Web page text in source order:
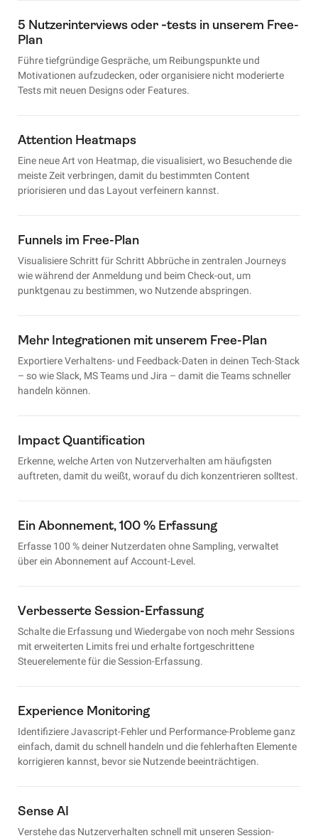
5 Nutzerinterviews oder ‑tests in unserem Free-
Plan
Führe tiefgründige Gespräche, um Reibungspunkte und
Motivationen aufzudecken, oder organisiere nicht moderierte
Tests mit neuen Designs oder Features.
Attention Heatmaps
Eine neue Art von Heatmap, die visualisiert, wo Besuchende die
meiste Zeit verbringen, damit du bestimmten Content
priorisieren und das Layout verfeinern kannst.
Funnels im Free-Plan
Visualisiere Schritt für Schritt Abbrüche in zentralen Journeys
wie während der Anmeldung und beim Check-out, um
punktgenau zu bestimmen, wo Nutzende abspringen.
Mehr Integrationen mit unserem Free-Plan
Exportiere Verhaltens- und Feedback-Daten in deinen Tech-Stack
– so wie Slack, MS Teams und Jira – damit die Teams schneller
handeln können.
Impact Quantification
Erkenne, welche Arten von Nutzerverhalten am häufigsten
auftreten, damit du weißt, worauf du dich konzentrieren solltest.
Ein Abonnement, 100 % Erfassung
Erfasse 100 % deiner Nutzerdaten ohne Sampling, verwaltet
über ein Abonnement auf Account-Level.
Verbesserte Session-Erfassung
Schalte die Erfassung und Wiedergabe von noch mehr Sessions
mit erweiterten Limits frei und erhalte fortgeschrittene
Steuerelemente für die Session-Erfassung.
Experience Monitoring
Identifiziere Javascript-Fehler und Performance-Probleme ganz
einfach, damit du schnell handeln und die fehlerhaften Elemente
korrigieren kannst, bevor sie Nutzende beeinträchtigen.
Sense AI
Verstehe das Nutzerverhalten schnell mit unseren Session-